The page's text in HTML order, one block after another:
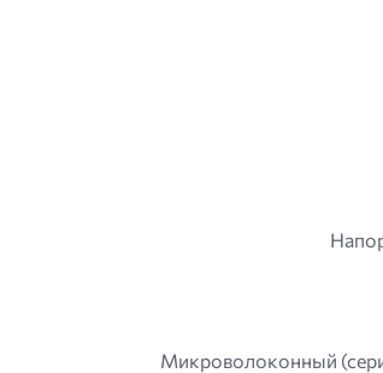
Микроволоконный